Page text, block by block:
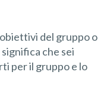
del gruppo o
che sei
per il gruppo e lo